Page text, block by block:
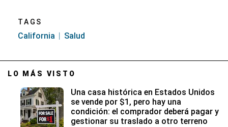
TAGS
California Salud
LO MÁS VISTO
Una casa histórica en Estados Unidos
se vende por $1, pero hay una
condición: el comprador deberá pagar y
gestionar su traslado a otro terreno